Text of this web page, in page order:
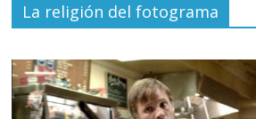
La religión del fotograma